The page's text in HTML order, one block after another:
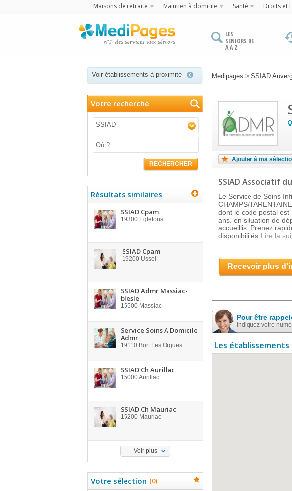
Maisons de retraite Maintien à domicile Santé Droits et
LES
SENIORS DE
A À Z
Voir établissements à proximité Medipages > SSIAD
Votre recherche
SSIAD
RECHERCHER
Résultats similaires
SSIAD Cpam
19300 Egletons
SSIAD Cpam
19200 Ussel
SSIAD Admr Massiac-
blesle
15500 Massiac
Service Soins A Domicile
Admr
19110 Bort Les Orgues
SSIAD Ch Aurillac
15000Aurillac
SSIAD Ch Mauriac
15200 Mauriac
Voir plus
Votre sélection (0)
Ajouter à ma
SSIAD Associatif
Le Service de Soins
CHAMPS/
dont le code postal
ans, en situation de
accueillis. Prenez
disponibilités Lire la
Recevoir plus
Pour être
indiquez votre
Les